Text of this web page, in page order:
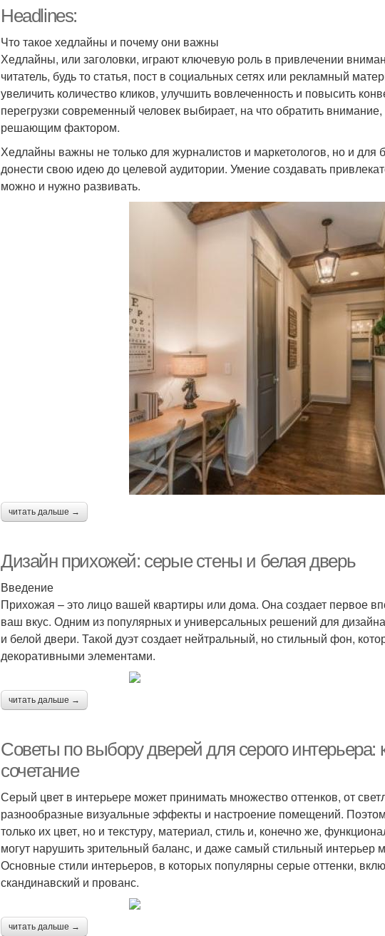
Headlines:
Что такое хедлайны и почему они важны
Хедлайны, или заголовки, играют ключевую роль в привлечении
читатель, будь то статья, пост в социальных сетях или рекламный
увеличить количество кликов, улучшить вовлеченность и повысить
перегрузки современный человек выбирает, на что обратить
решающим фактором.
Хедлайны важны не только для журналистов и маркетологов, но и для
донести свою идею до целевой аудитории. Умение создавать
можно и нужно развивать.
читать дальше →
Дизайн прихожей: серые стены и белая дверь
Введение
Прихожая – это лицо вашей квартиры или дома. Она создает первое
ваш вкус. Одним из популярных и универсальных решений для
и белой двери. Такой дуэт создает нейтральный, но стильный фон,
декоративными элементами.
читать дальше →
Советы по выбору дверей для серого интерьера:
сочетание
Серый цвет в интерьере может принимать множество оттенков, от
разнообразные визуальные эффекты и настроение помещений.
только их цвет, но и текстуру, материал, стиль и, конечно же,
могут нарушить зрительный баланс, и даже самый стильный интерьер
Основные стили интерьеров, в которых популярны серые оттенки,
скандинавский и прованс.
читать дальше →